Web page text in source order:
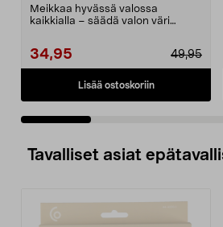
Meikkaa hyvässä valossa
kaikkialla – säädä valon väri
34,95 49,95
Lisää ostoskoriin
Tavalliset asiat